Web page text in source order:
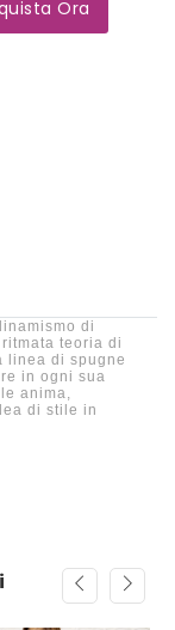
Ora
di
teoria di
linea di spugne
in ogni sua
anima,
di stile in